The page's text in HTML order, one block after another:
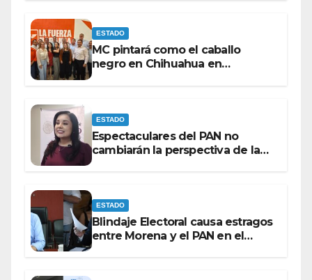
ESTADO
MC pintará como el caballo
negro en Chihuahua en
ESTADO
Espectaculares del PAN no
cambiarán la perspectiva de la
ESTADO
Blindaje Electoral causa estragos
entre Morena y el PAN en el